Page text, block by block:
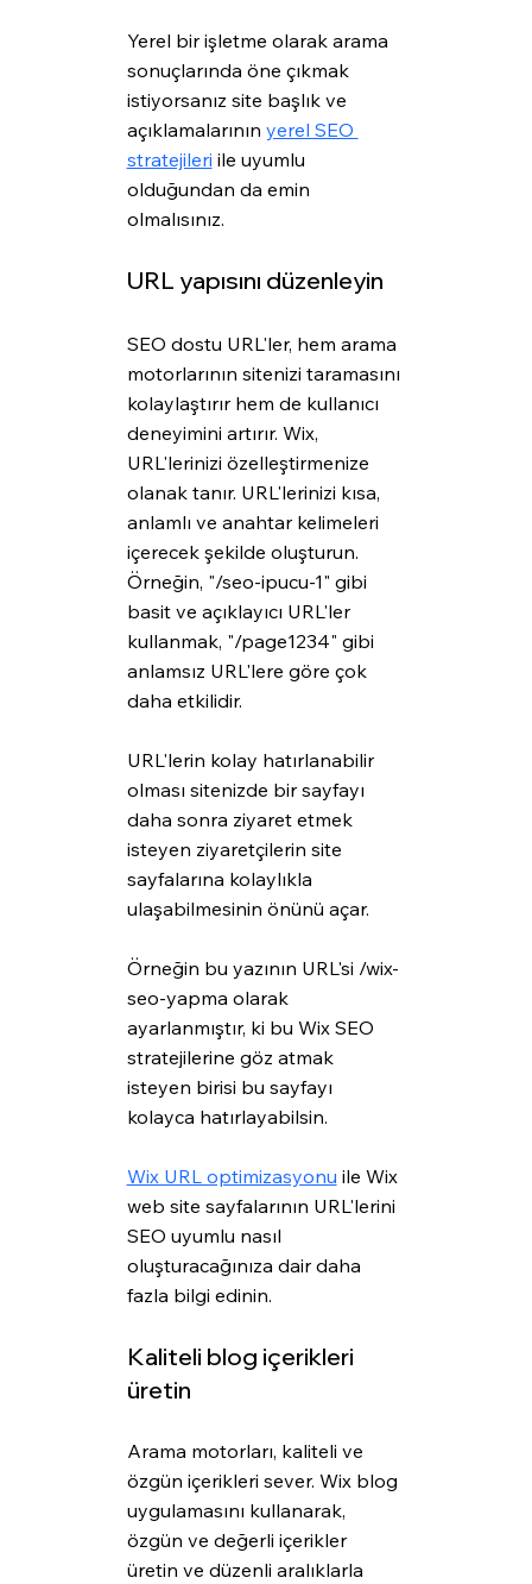
Yerel bir işletme olarak arama
sonuçlarında öne çıkmak
istiyorsanız site başlık ve
açıklamalarının yerel SEO
stratejileri ile uyumlu
olduğundan da emin
olmalısınız.
URL yapısını düzenleyin
SEO dostu URL'ler, hem arama
motorlarının sitenizi taramasını
kolaylaştırır hem de kullanıcı
deneyimini artırır. Wix,
URL'lerinizi özelleştirmenize
olanak tanır. URL'lerinizi kısa,
anlamlı ve anahtar kelimeleri
içerecek şekilde oluşturun.
Örneğin, "/seo-ipucu-1" gibi
basit ve açıklayıcı URL'ler
kullanmak, "/page1234" gibi
anlamsız URL'lere göre çok
daha etkilidir.
URL'lerin kolay hatırlanabilir
olması sitenizde bir sayfayı
daha sonra ziyaret etmek
isteyen ziyaretçilerin site
sayfalarına kolaylıkla
ulaşabilmesinin önünü açar.
Örneğin bu yazının URL'si /wix-
seo-yapma olarak
ayarlanmıştır, ki bu Wix SEO
stratejilerine göz atmak
isteyen birisi bu sayfayı
kolayca hatırlayabilsin.
Wix URL optimizasyonu ile Wix
web site sayfalarının URL'lerini
SEO uyumlu nasıl
oluşturacağınıza dair daha
fazla bilgi edinin.
Kaliteli blog içerikleri
üretin
Arama motorları, kaliteli ve
özgün içerikleri sever. Wix blog
uygulamasını kullanarak,
özgün ve değerli içerikler
üretin ve düzenli aralıklarla